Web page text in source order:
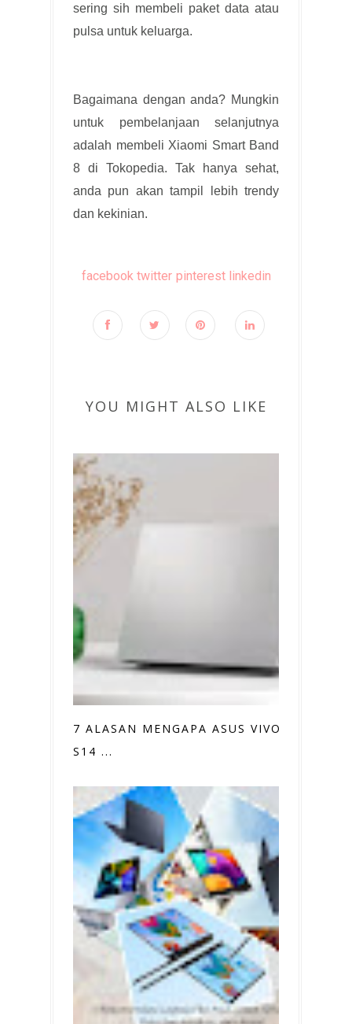
sering sih membeli paket data atau
pulsa untuk keluarga.
Bagaimana dengan anda? Mungkin
untuk pembelanjaan selanjutnya
adalah membeli Xiaomi Smart Band
8 di Tokopedia. Tak hanya sehat,
anda pun akan tampil lebih trendy
dan kekinian.
facebook twitter pinterest linkedin
YOU MIGHT ALSO LIKE
7 ALASAN MENGAPA ASUS VIVOBOOK
S14 ...